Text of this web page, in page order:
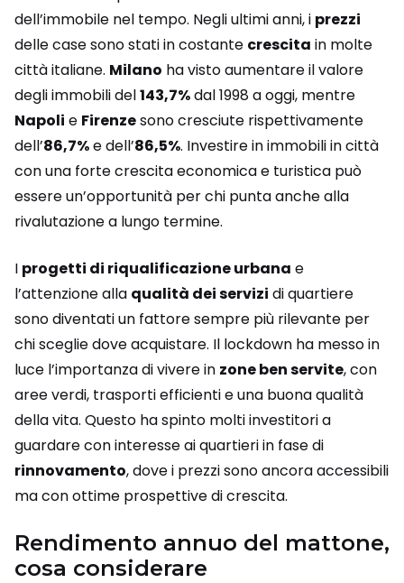
dell’immobile nel tempo. Negli ultimi anni, i prezzi
delle case sono stati in costante crescita in molte
città italiane. Milano ha visto aumentare il valore
degli immobili del143,7%dal 1998 a oggi, mentre
Napoli e Firenzesono cresciute rispettivamente
dell’86,7%e dell’86,5%. Investire in immobili in città
con una forte crescita economica e turistica può
essere un’opportunità per chi punta anche alla
rivalutazione a lungo termine.
I progetti di riqualificazione urbana e
l’attenzione alla qualità dei servizi di quartiere
sono diventati un fattore sempre più rilevante per
chi sceglie dove acquistare. Il lockdown ha messo in
luce l’importanza di vivere in zone ben servite, con
aree verdi, trasporti efficienti e una buona qualità
della vita. Questo ha spinto molti investitori a
guardare con interesse ai quartieri in fase di
rinnovamento, dove i prezzi sono ancora accessibili
ma con ottime prospettive di crescita.
Rendimento annuo del mattone,
cosa considerare